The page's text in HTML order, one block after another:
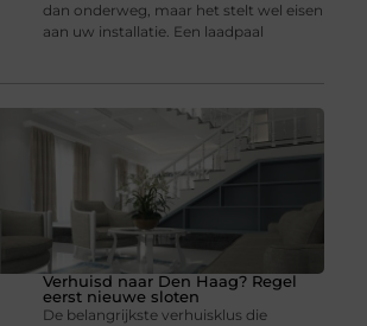
dan onderweg, maar het stelt wel eisen
aan uw installatie. Een laadpaal
Verhuisd naar Den Haag? Regel
eerst nieuwe sloten
De belangrijkste verhuisklus die